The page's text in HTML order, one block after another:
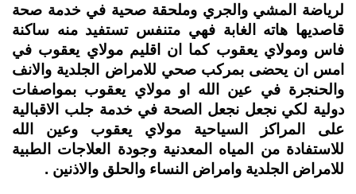
لرياضة المشي والجري وملحقة صحية في خدمة صحة
قاصديها هاته الغابة فهي متنفس تستفيد منه ساكنة
فاس ومولاي يعقوب كما ان اقليم مولاي يعقوب في
امس ان يحضى بمركب صحي للامراض الجلدية والانف
والحنجرة في عين الله او مولاي يعقوب بمواصفات
دولية لكي نجعل نجعل الصحة في خدمة جلب الاقبالية
على المراكز السياحية مولاي يعقوب وعين الله
للاستفادة من المياه المعدنية وجودة العلاجات الطبية
للامراض الجلدية وامراض النساء والحلق والاذنين .